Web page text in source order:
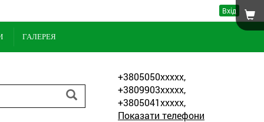
Вхід
ГАЛЕРЕЯ
+3805050xxxxx,
+3809903xxxxx,
+3805041xxxxx,
Показати телефони